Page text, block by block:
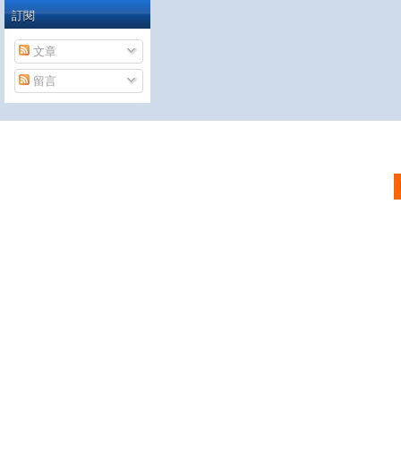
訂閱
文章
留言